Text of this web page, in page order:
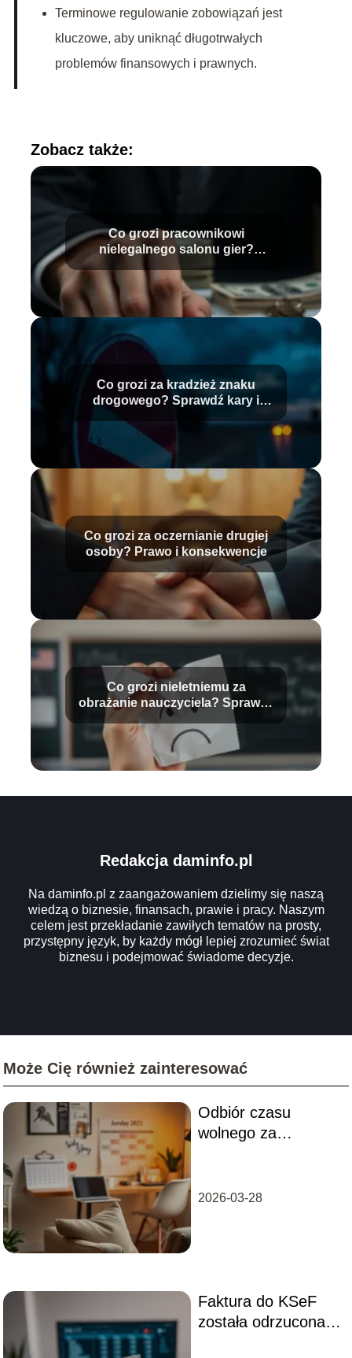
Terminowe regulowanie zobowiązań jest
kluczowe, aby uniknąć długotrwałych
problemów finansowych i prawnych.
Zobacz także:
Co grozi pracownikowi
nielegalnego salonu gier?
Sprawdź konsekwencje
Co grozi za kradzież znaku
drogowego? Sprawdź kary i
Co grozi za oczernianie drugiej
osoby? Prawo i konsekwencje
Co grozi nieletniemu za
obrażanie nauczyciela? Sprawdź
konsekwencje
Redakcja daminfo.pl
Na daminfo.pl z zaangażowaniem dzielimy się naszą
wiedzą o biznesie, finansach, prawie i pracy. Naszym
celem jest przekładanie zawiłych tematów na prosty,
przystępny język, by każdy mógł lepiej zrozumieć świat
biznesu i podejmować świadome decyzje.
Może Cię również zainteresować
Odbiór czasu
wolnego za
2026-03-28
Faktura do KSeF
została odrzucona –